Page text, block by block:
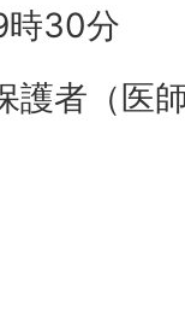
時30分
護者（医